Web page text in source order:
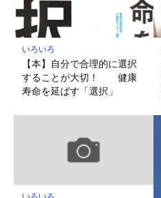
いろいろ
【本】自分で合理的に選択
することが大切！ 健康
寿命を延ばす「選択」